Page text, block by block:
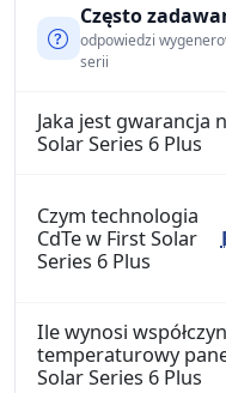
Często
odpowiedzi
serii
Jaka jest gwarancja
Solar Series 6 Plus
Czym technologia
CdTe w First Solar
Series 6 Plus
Ile wynosi
temperaturowy
Solar Series 6 Plus